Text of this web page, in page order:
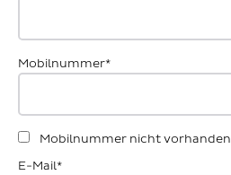
Mobilnummer*
Mobilnummer nicht vorhanden
E-Mail*